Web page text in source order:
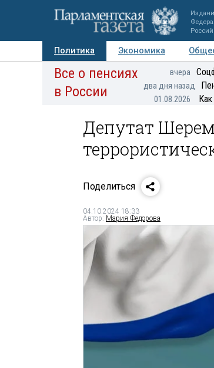
Политика Экономика
Авторы Персоны Мнения
Все о пенсиях
в России
вчера
два дня назад
01.08.2026
Депутат
Поделиться
04.10.2024 18:33
Автор: Мария Федорова